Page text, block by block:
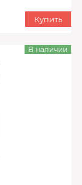
Купить
В наличии